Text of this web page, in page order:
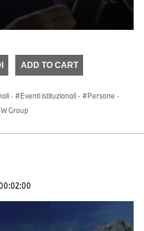
ADD TO CART
· Eventi istituzionali · Persone ·
Group